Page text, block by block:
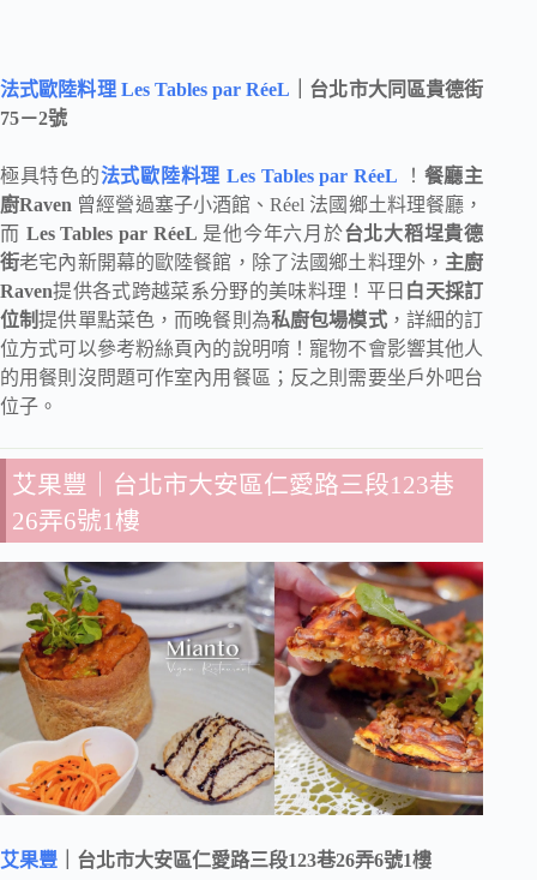
法式歐陸料理 Les Tables par RéeL ｜台北市大同區貴德街
75－2號
極具特色的法式歐陸料理 Les Tables par RéeL ！ 餐廳主
廚Raven 曾經營過塞子小酒館、Réel 法國鄉土料理餐廳，
而 Les Tables par RéeL 是他今年六月於台北大稻埕貴德
街老宅內新開幕的歐陸餐館，除了法國鄉土料理外， 主廚
Raven提供各式跨越菜系分野的美味料理！平日 白天採訂
位制提供單點菜色，而晚餐則為私廚包場模式，詳細的訂
位方式可以參考粉絲頁內的說明唷！寵物不會影響其他人
的用餐則沒問題可作室內用餐區；反之則需要坐戶外吧台
位子。
艾果豐 ｜台北市大安區仁愛路三段123巷
26弄6號1樓
艾果豐 ｜台北市大安區仁愛路三段123巷26弄6號1樓